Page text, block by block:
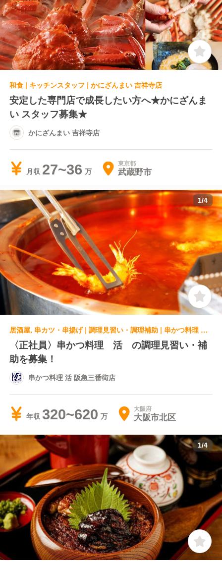
和食 | キッチンスタッフ | かにざんまい 吉祥寺店
安定した専門店で成長したい方へ★かにざんま
い スタッフ募集★
かにざんまい 吉祥寺店
月収 27~36 東京都
武蔵野市
1/4
居酒屋, 串カツ・串揚げ | 調理見習い・調理補助 | 串かつ料理 活 阪急三番街店
〈正社員〉串かつ料理 活 の調理見習い・補
助を募集！
串かつ料理 活 阪急三番街店
年収 320~620 大阪府
大阪市北区
1/4